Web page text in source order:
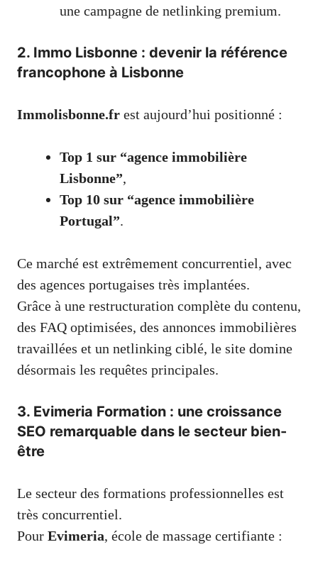
une campagne de netlinking premium.
2. Immo Lisbonne : devenir la référence
francophone à Lisbonne
Immolisbonne.fr est aujourd’hui positionné :
Top 1 sur “agence immobilière
Lisbonne”,
Top 10 sur “agence immobilière
Portugal”.
Ce marché est extrêmement concurrentiel, avec
des agences portugaises très implantées.
Grâce à une restructuration complète du contenu,
des FAQ optimisées, des annonces immobilières
travaillées et un netlinking ciblé, le site domine
désormais les requêtes principales.
3. Evimeria Formation : une croissance
SEO remarquable dans le secteur bien-
être
Le secteur des formations professionnelles est
très concurrentiel.
Pour Evimeria, école de massage certifiante :